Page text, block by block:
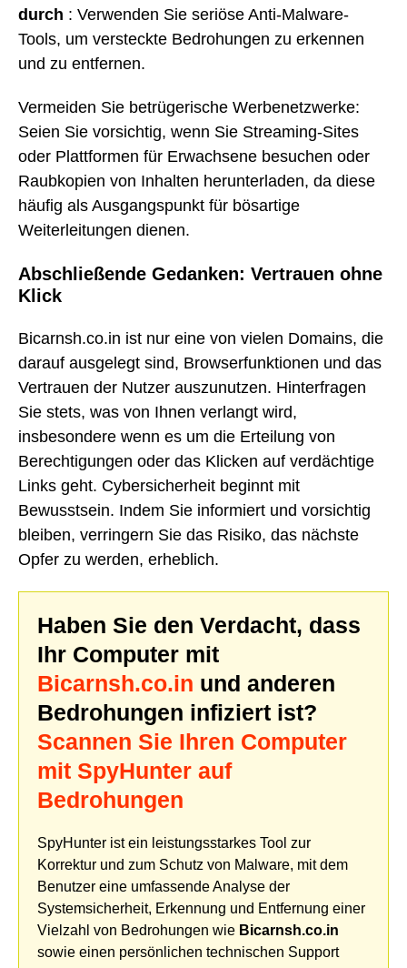
durch : Verwenden Sie seriöse Anti-Malware-
Tools, um versteckte Bedrohungen zu erkennen
und zu entfernen.
Vermeiden Sie betrügerische Werbenetzwerke:
Seien Sie vorsichtig, wenn Sie Streaming-Sites
oder Plattformen für Erwachsene besuchen oder
Raubkopien von Inhalten herunterladen, da diese
häufig als Ausgangspunkt für bösartige
Weiterleitungen dienen.
Abschließende Gedanken: Vertrauen ohne
Klick
Bicarnsh.co.in ist nur eine von vielen Domains, die
darauf ausgelegt sind, Browserfunktionen und das
Vertrauen der Nutzer auszunutzen. Hinterfragen
Sie stets, was von Ihnen verlangt wird,
insbesondere wenn es um die Erteilung von
Berechtigungen oder das Klicken auf verdächtige
Links geht. Cybersicherheit beginnt mit
Bewusstsein. Indem Sie informiert und vorsichtig
bleiben, verringern Sie das Risiko, das nächste
Opfer zu werden, erheblich.
Haben Sie den Verdacht, dass
Ihr Computer mit
Bicarnsh.co.in und anderen
Bedrohungen infiziert ist?
Scannen Sie Ihren Computer
mit SpyHunter auf
Bedrohungen
SpyHunter ist ein leistungsstarkes Tool zur
Korrektur und zum Schutz von Malware, mit dem
Benutzer eine umfassende Analyse der
Systemsicherheit, Erkennung und Entfernung einer
Vielzahl von Bedrohungen wie Bicarnsh.co.in
sowie einen persönlichen technischen Support